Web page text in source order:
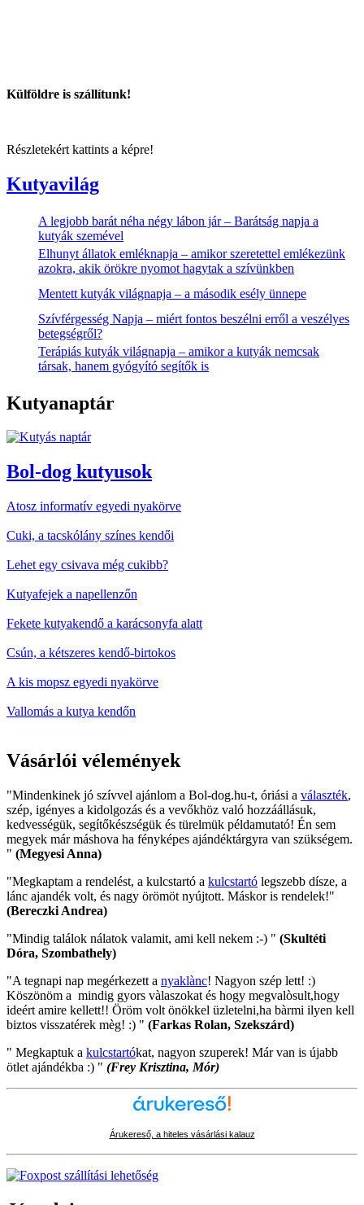
Külföldre is szállítunk!
Részletekért kattints a képre!
Kutyavilág
A legjobb barát néha négy lábon jár – Barátság napja a
kutyák szemével
Elhunyt állatok emléknapja – amikor szeretettel emlékezünk
azokra, akik örökre nyomot hagytak a szívünkben
Mentett kutyák világnapja – a második esély ünnepe
Szívférgesség Napja – miért fontos beszélni erről a veszélyes
betegségről?
Terápiás kutyák világnapja – amikor a kutyák nemcsak
társak, hanem gyógyító segítők is
Kutyanaptár
Bol-dog kutyusok
Atosz informatív egyedi nyakörve
Cuki, a tacskólány színes kendői
Lehet egy csivava még cukibb?
Kutyafejek a napellenzőn
Fekete kutyakendő a karácsonyfa alatt
Csún, a kétszeres kendő-birtokos
A kis mopsz egyedi nyakörve
Vallomás a kutya kendőn
Vásárlói vélemények
"Mindenkinek jó szívvel ajánlom a Bol-dog.hu-t, óriási a választék,
szép, igényes a kidolgozás és a vevőkhöz való hozzáállásuk,
kedvességük, segítőkészségük és türelmük példamutató! Én sem
megyek már máshova ha fényképes ajándéktárgyra van szükségem.
" (Megyesi Anna)
"Megkaptam a rendelést, a kulcstartó a kulcstartó legszebb dísze, a
lánc ajandék volt, és nagy örömöt nyújtott. Máskor is rendelek!"
(Bereczki Andrea)
"Mindig találok nálatok valamit, ami kell nekem :-) " (Skultéti
Dóra, Szombathely)
"A tegnapi nap megérkezett a nyaklànc! Nagyon szép lett! :)
Köszönöm a mindig gyors vàlaszokat és hogy megvalòsult,hogy
ideért amire kellett!! Öröm volt önökkel üzletelni,ha bàrmi ilyen kell
biztos visszatérek mèg! :) " (Farkas Rolan, Szekszárd)
" Megkaptuk a kulcstartókat, nagyon szuperek! Már van is újabb
ötlet ajándékba :) " (Frey Krisztina, Mór)
Árukereső, a hiteles vásárlási kalauz